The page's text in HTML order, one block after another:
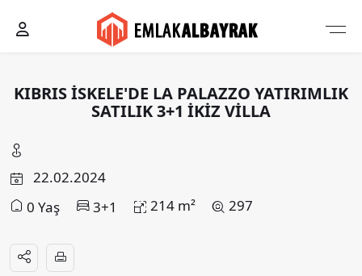
KIBRIS İSKELE'DE LA PALAZZO YATIRIMLIK
SATILIK 3+1 İKİZ VİLLA
22.02.2024
0 Yaş
3+1 214 m² 297